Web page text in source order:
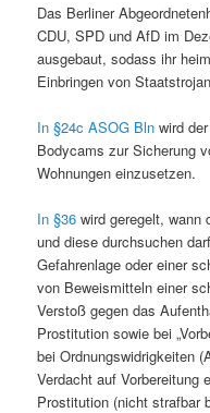
Das Berliner
CDU, SPD und AfD im
ausgebaut, sodass ihr
Einbringen von
In §24c ASOG Bln wird
Bodycams zur Sicherung
Wohnungen einzusetzen.
In §36 wird geregelt, wann
und diese durchsuchen
Gefahrenlage oder einer
von Beweismitteln einer
Verstoß gegen das
Prostitution sowie bei
bei Ordnungswidrigkeiten
Verdacht auf Vorbereitung
Prostitution (nicht strafbar